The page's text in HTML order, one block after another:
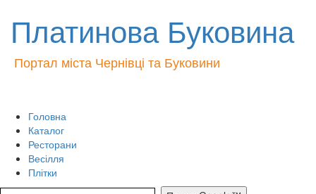
Платинова Буковина
Портал міста Чернівці та Буковини
Головна
Каталог
Ресторани
Весілля
Плітки